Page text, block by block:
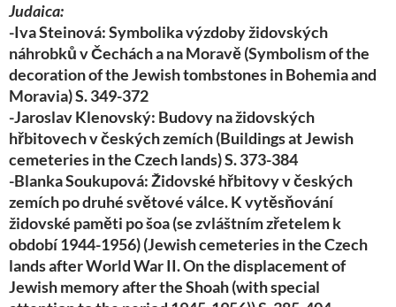
Judaica:
-Iva Steinová: Symbolika výzdoby židovských
náhrobků v Čechách a na Moravě (Symbolism of the
decoration of the Jewish tombstones in Bohemia and
Moravia) S. 349-372
-Jaroslav Klenovský: Budovy na židovských
hřbitovech v českých zemích (Buildings at Jewish
cemeteries in the Czech lands) S. 373-384
-Blanka Soukupová: Židovské hřbitovy v českých
zemích po druhé světové válce. K vytěsňování
židovské paměti po šoa (se zvláštním zřetelem k
období 1944-1956) (Jewish cemeteries in the Czech
lands after World War II. On the displacement of
Jewish memory after the Shoah (with special